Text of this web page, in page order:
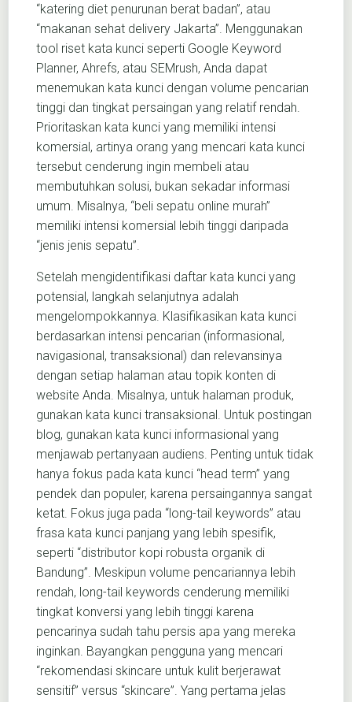
“katering diet penurunan berat badan”, atau
“makanan sehat delivery Jakarta”. Menggunakan
tool riset kata kunci seperti Google Keyword
Planner, Ahrefs, atau SEMrush, Anda dapat
menemukan kata kunci dengan volume pencarian
tinggi dan tingkat persaingan yang relatif rendah.
Prioritaskan kata kunci yang memiliki intensi
komersial, artinya orang yang mencari kata kunci
tersebut cenderung ingin membeli atau
membutuhkan solusi, bukan sekadar informasi
umum. Misalnya, “beli sepatu online murah”
memiliki intensi komersial lebih tinggi daripada
“jenis jenis sepatu”.
Setelah mengidentifikasi daftar kata kunci yang
potensial, langkah selanjutnya adalah
mengelompokkannya. Klasifikasikan kata kunci
berdasarkan intensi pencarian (informasional,
navigasional, transaksional) dan relevansinya
dengan setiap halaman atau topik konten di
website Anda. Misalnya, untuk halaman produk,
gunakan kata kunci transaksional. Untuk postingan
blog, gunakan kata kunci informasional yang
menjawab pertanyaan audiens. Penting untuk tidak
hanya fokus pada kata kunci “head term” yang
pendek dan populer, karena persaingannya sangat
ketat. Fokus juga pada “long-tail keywords” atau
frasa kata kunci panjang yang lebih spesifik,
seperti “distributor kopi robusta organik di
Bandung”. Meskipun volume pencariannya lebih
rendah, long-tail keywords cenderung memiliki
tingkat konversi yang lebih tinggi karena
pencarinya sudah tahu persis apa yang mereka
inginkan. Bayangkan pengguna yang mencari
“rekomendasi skincare untuk kulit berjerawat
sensitif” versus “skincare”. Yang pertama jelas